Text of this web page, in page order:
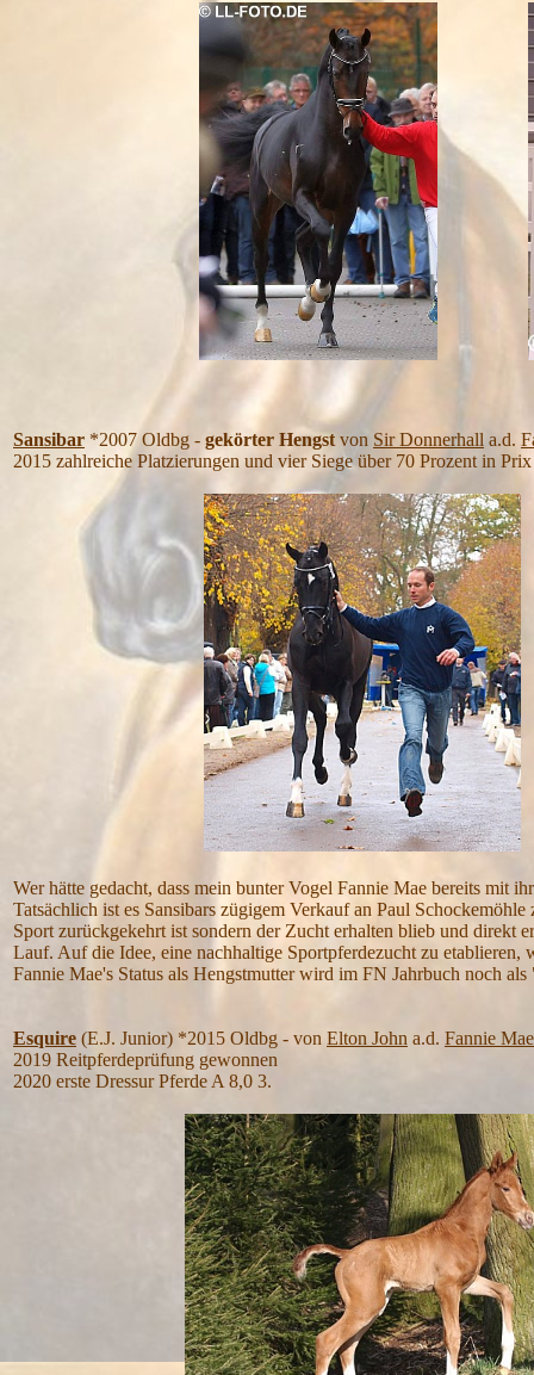
Sansibar *2007 Oldbg - gekörter Hengst von Sir Donnerhall a.d.
2015 zahlreiche Platzierungen und vier Siege über 70 Prozent in
Wer hätte gedacht, dass mein bunter Vogel Fannie Mae bereits mit
Tatsächlich ist es Sansibars zügigem Verkauf an Paul
Sport zurückgekehrt ist sondern der Zucht erhalten blieb und direkt
Lauf. Auf die Idee, eine nachhaltige Sportpferdezucht zu
Fannie Mae's Status als Hengstmutter wird im FN Jahrbuch noch
Esquire (E.J. Junior) *2015 Oldbg - von Elton John a.d. Fannie Mae
2019 Reitpferdeprüfung gewonnen
2020 erste Dressur Pferde A 8,0 3.